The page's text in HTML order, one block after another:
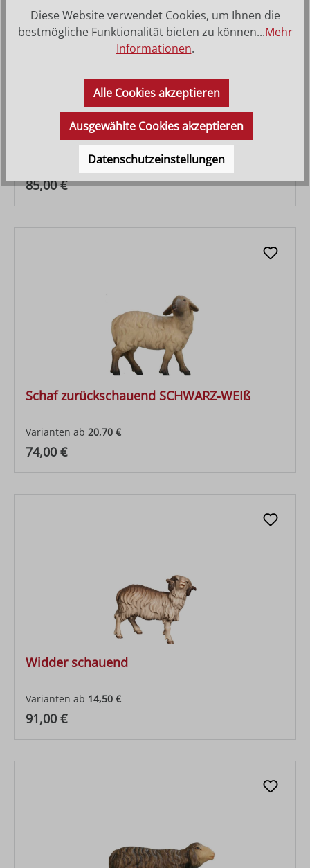
Schaf und Lamm liegend
14,20 €
Regulärer Preis:
85,00 €
Schaf zurückschauend SCHWARZ-WEIß
Varianten ab 20,70 €
Regulärer Preis:
74,00 €
Widder schauend
Varianten ab 14,50 €
Regulärer Preis:
91,00 €
Diese Website verwendet Cookies, um Ihnen die
bestmögliche Funktionalität bieten zu können...Mehr
Informationen.
Alle Cookies akzeptieren
Ausgewählte Cookies akzeptieren
Datenschutzeinstellungen